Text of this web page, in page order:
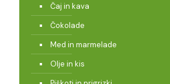
Čaj in kava
Čokolade
Med in marmelade
Olje in kis